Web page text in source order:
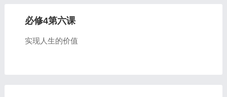
必修4第六课
实现人生的价值